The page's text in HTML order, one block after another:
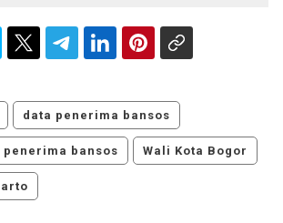
data penerima bansos
bansos Wali Kota Bogor